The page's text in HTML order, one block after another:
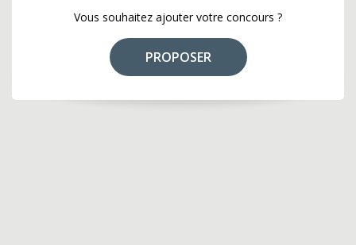
Vous souhaitez ajouter votre concours ?
PROPOSER